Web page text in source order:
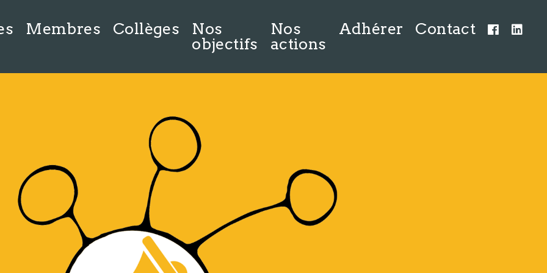
Membres Collèges
Nos
objectifs
Nos
actions
Adhérer Contact